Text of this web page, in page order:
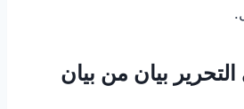
بيان من بيان